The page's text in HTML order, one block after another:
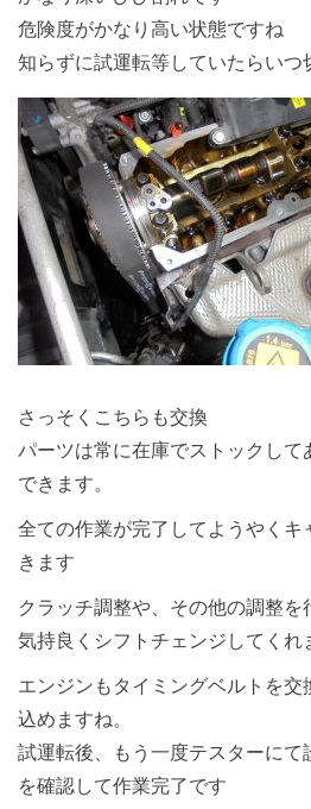
危険度がかなり高い状態ですね
知らずに試運転等していたらいつ
さっそくこちらも交換
パーツは常に在庫でストックして
できます。
全ての作業が完了してようやく
きます
クラッチ調整や、その他の調整を
気持良くシフトチェンジしてくれ
エンジンもタイミングベルトを
込めますね。
試運転後、もう一度テスターにて
を確認して作業完了です